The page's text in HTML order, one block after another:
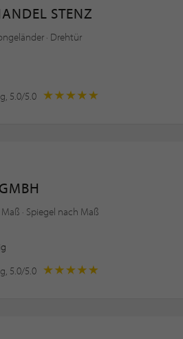
STENZ
· Drehtür
5.0/5.0
· Spiegel nach Maß
5.0/5.0